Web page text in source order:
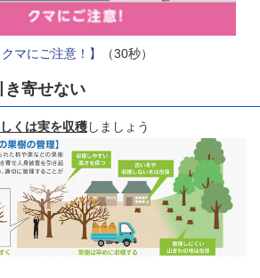
マにご注意！】 （30秒）
き寄せない
くは実を収穫しましょう